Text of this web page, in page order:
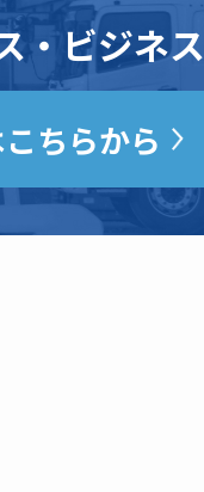
・ビジネス
ちらから